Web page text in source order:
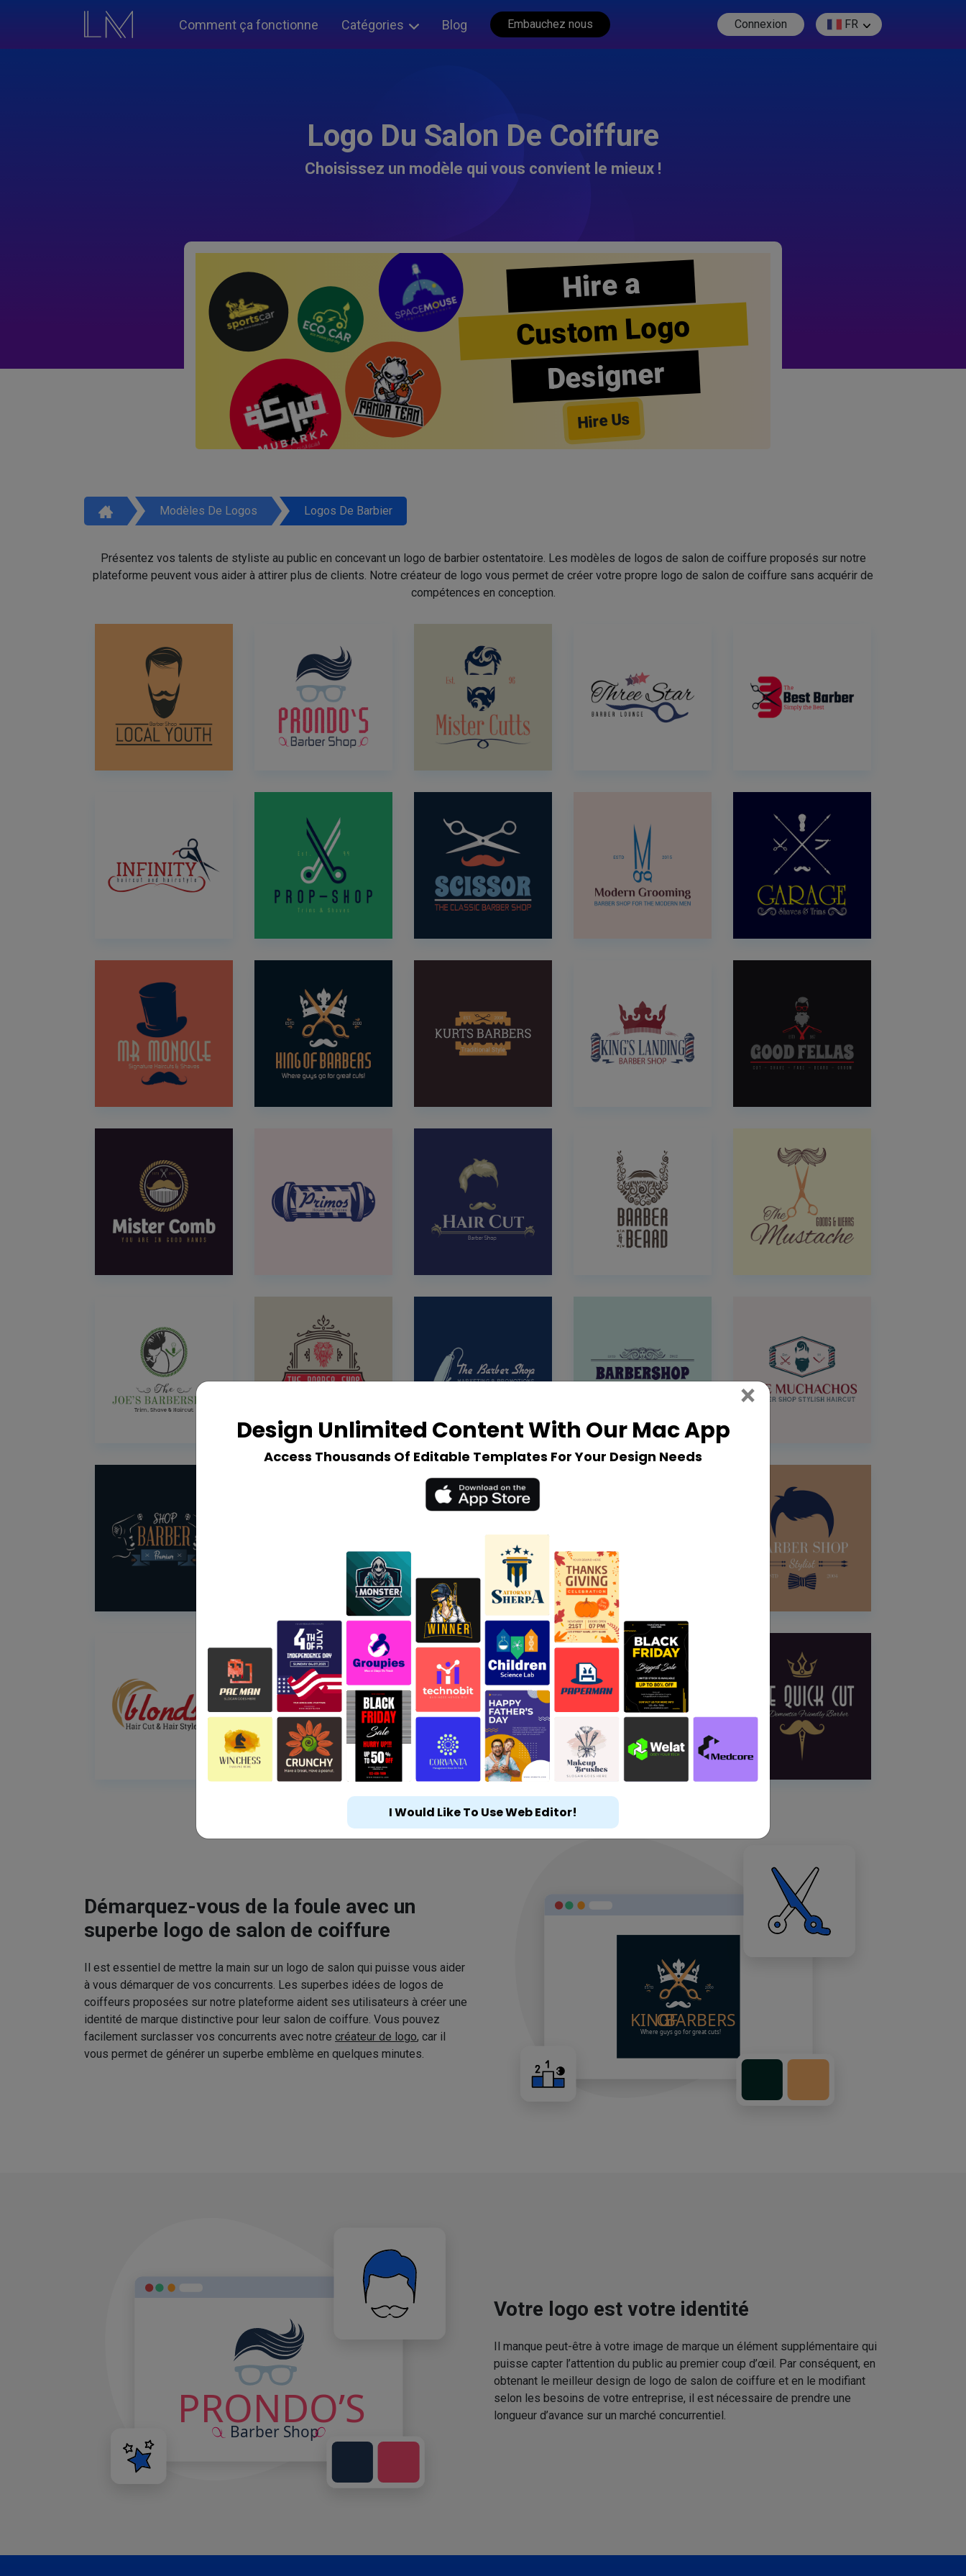
Comment ça fonctionne Catégories Blog Embauchez nous Connexion FR
Logo Du Salon De Coiffure
Choisissez un modèle qui vous convient le mieux !
Hire a
Custom Logo
Designer
Hire Us
Modèles De Logos Logos De Barbier
Présentez vos talents de styliste au public en concevant un logo de barbier ostentatoire. Les modèles de logos de salon de coiffure proposés sur notre
plateforme peuvent vous aider à attirer plus de clients. Notre créateur de logo vous permet de créer votre propre logo de salon de coiffure sans acquérir de
compétences en conception.
Démarquez-vous de la foule avec un
superbe logo de salon de coiffure
Il est essentiel de mettre la main sur un logo de salon qui puisse vous aider
à vous démarquer de vos concurrents. Les superbes idées de logos de
coiffeurs proposées sur notre plateforme aident ses utilisateurs à créer une
identité de marque distinctive pour leur salon de coiffure. Vous pouvez
facilement surclasser vos concurrents avec notre créateur de logo, car il
vous permet de générer un superbe emblème en quelques minutes.
Votre logo est votre identité
Il manque peut-être à votre image de marque un élément supplémentaire qui
puisse capter l’attention du public au premier coup d’œil. Par conséquent, en
obtenant le meilleur design de logo de salon de coiffure et en le modifiant
selon les besoins de votre entreprise, il est nécessaire de prendre une
longueur d’avance sur un marché concurrentiel.
Design Unlimited Content With Our Mac App
Access Thousands Of Editable Templates For Your Design Needs
× Close
I Would Like To Use Web Editor!